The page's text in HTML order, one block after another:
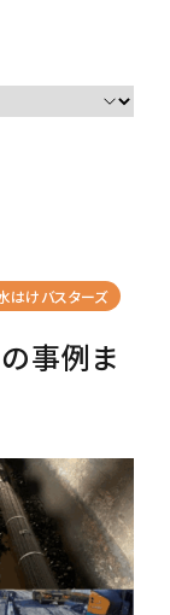
はけバスターズ
事例ま